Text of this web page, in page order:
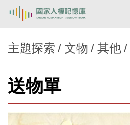
新生訓導處
主題探索
主題探索 文物 其他
送物單